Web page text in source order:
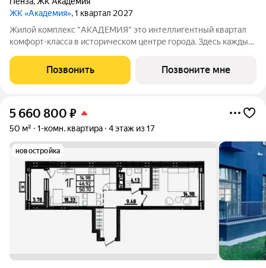
ЖК «Академия», 1 квартал 2027
Жилой комплекс "АКАДЕМИЯ" это интеллигентный квартал
комфорт-класса в историческом центре города. Здесь каждый
оправе высоких стандартов комфортного жилья. Окружение
жилого комплекса: 1. Спасский
Позвонить Позвоните мне
5 660 800 ₽
50 м² 1-комн. квартира 4 этаж из 17
новостройка